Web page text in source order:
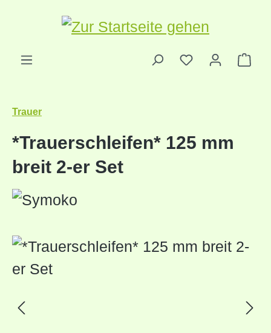
Zum Hauptinhalt springen
Trauer
*Trauerschleifen* 125 mm
breit 2-er Set
Bildergalerie überspringen